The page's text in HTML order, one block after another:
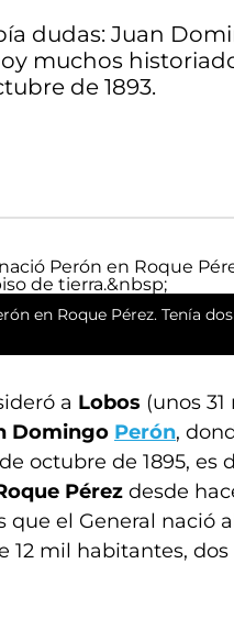
dudas: Juan
muchos
de 1893.
en Roque Pérez. Tenía
a Lobos (unos 31
Domingo Perón,
octubre de 1895, es
Pérez desde
el General nació
mil habitantes, dos